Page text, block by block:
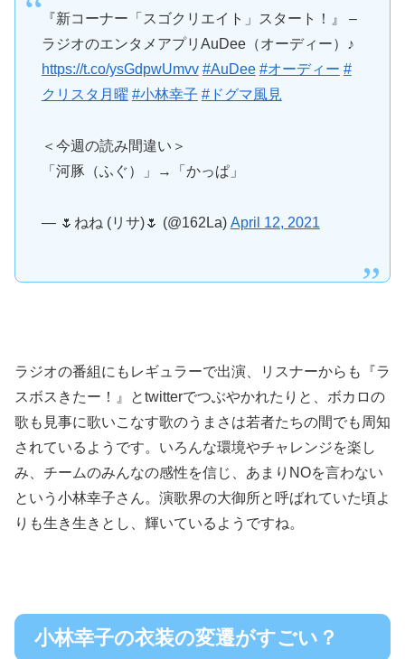
『新コーナー「スゴクリエイト」スタート！』 –
ラジオのエンタメアプリAuDee（オーディー）♪
https://t.co/ysGdpwUmvv #AuDee #オーディー #
クリスタ月曜 #小林幸子 #ドグマ風見
＜今週の読み間違い＞
「河豚（ふぐ）」→「かっぱ」
— 🌷ねね (リサ)🌷 (@162La) April 12, 2021
ラジオの番組にもレギュラーで出演、リスナーからも『ラ
スボスきたー！』とtwitterでつぶやかれたりと、ボカロの
歌も見事に歌いこなす歌のうまさは若者たちの間でも周知
されているようです。いろんな環境やチャレンジを楽し
み、チームのみんなの感性を信じ、あまりNOを言わない
という小林幸子さん。演歌界の大御所と呼ばれていた頃よ
りも生き生きとし、輝いているようですね。
小林幸子の衣装の変遷がすごい？